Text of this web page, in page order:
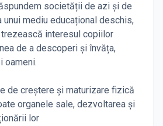
societății de azi și de
unui mediu educațional deschis,
interesul copiilor
de a descoperi și învăța,
oameni.
de creștere și maturizare fizică
organele sale, dezvoltarea și
lor